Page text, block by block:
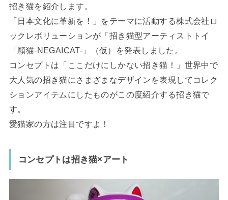
招き猫を紹介します。
「日本文化に革新を！」をテーマに活動する株式会社ロ
ックレボリューションが「招き猫型アーティストトイ
「願猫-NEGAICAT-」（仮）を発表しました。
コンセプトは「ここだけにしかない招き猫！」世界中で
大人気の招き猫にさまざまなデザインを表現してコレク
ションアイテムにしたものがこの度紹介する招き猫で
す。
愛猫家の方は注目ですよ！
コンセプトは招き猫×アート